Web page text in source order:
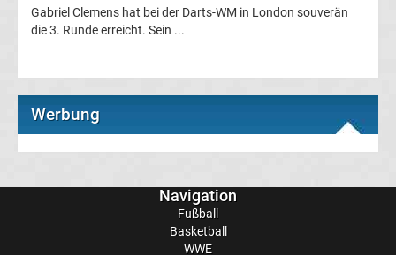
Süper
Serie
A
Gabriel Clemens hat bei der Darts-WM in London souverän
die 3. Runde erreicht. Sein ...
Werbung
Navigation
Fußball
Basketball
WWE